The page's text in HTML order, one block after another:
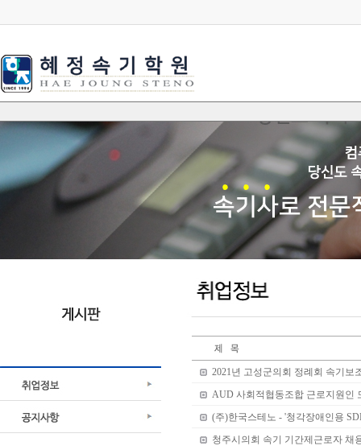
2021년 고성군의회 정례회 속기보
AUD 사회적협동조합 근로지원인
(주)한국스테노 - '청각장애인용
청주시의회 속기 기간제근로자 채